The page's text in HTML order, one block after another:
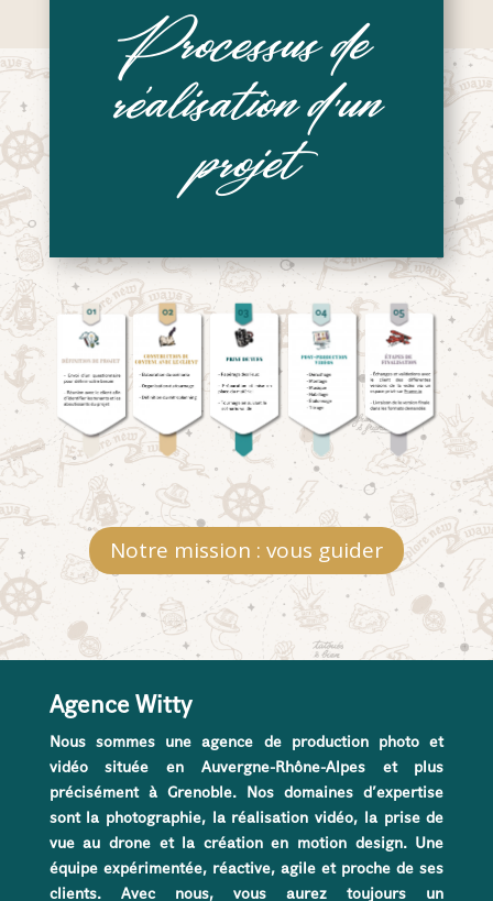
Processus de
réalisation d’un
projet
Notre mission : vous guider
Agence Witty
Nous sommes une agence de production photo et
vidéo située en Auvergne-Rhône-Alpes et plus
précisément à Grenoble. Nos domaines d’expertise
sont la photographie, la réalisation vidéo, la prise de
vue au drone et la création en motion design. Une
équipe expérimentée, réactive, agile et proche de ses
clients. Avec nous, vous aurez toujours un